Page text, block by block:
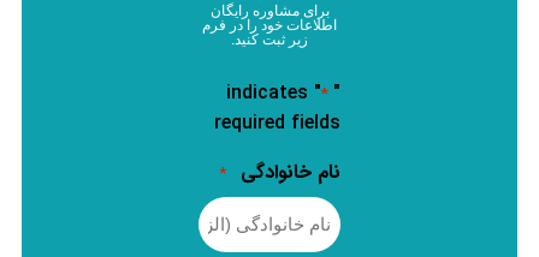
برای مشاوره رایگان
اطلاعات خود را در فرم
زیر ثبت کنید.
"
*
" indicates
required fields
نام خانوادگی
*